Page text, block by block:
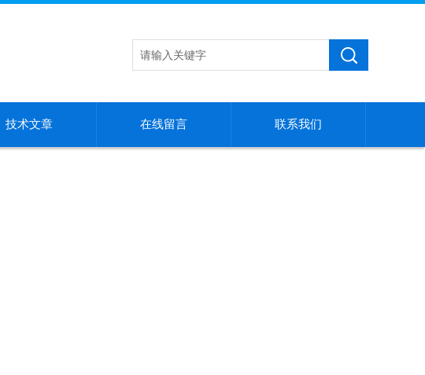
技术文章 在线留言 联系我们